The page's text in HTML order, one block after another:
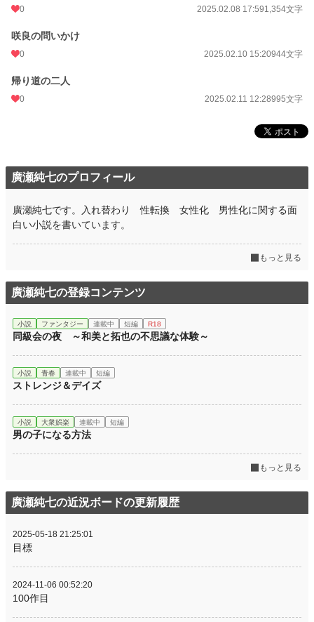
0 2025.02.08 17:591,354文字
咲良の問いかけ
0 2025.02.10 15:20944文字
帰り道の二人
0 2025.02.11 12:28995文字
廣瀬純七のプロフィール
廣瀬純七です。入れ替わり 性転換 女性化 男性化に関する面
白い小説を書いています。
もっと見る
廣瀬純七の登録コンテンツ
小説 ファンタジー 連載中 短編 R18
同級会の夜 ～和美と拓也の不思議な体験～
小説 青春 連載中 短編
ストレンジ＆デイズ
小説 大衆娯楽 連載中 短編
男の子になる方法
もっと見る
廣瀬純七の近況ボードの更新履歴
2025-05-18 21:25:01
目標
2024-11-06 00:52:20
100作目